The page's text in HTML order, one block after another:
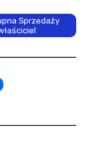
Sprzedaży